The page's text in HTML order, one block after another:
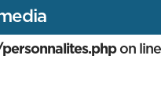
#1 is expected to
on line